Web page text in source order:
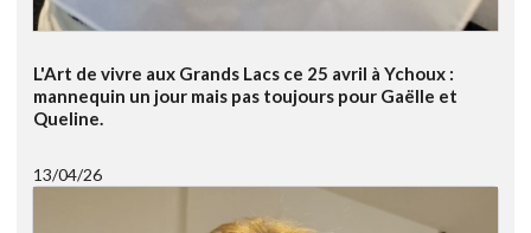
L'Art de vivre aux Grands Lacs ce 25 avril à Ychoux :
mannequin un jour mais pas toujours pour Gaëlle et
Queline.
13/04/26